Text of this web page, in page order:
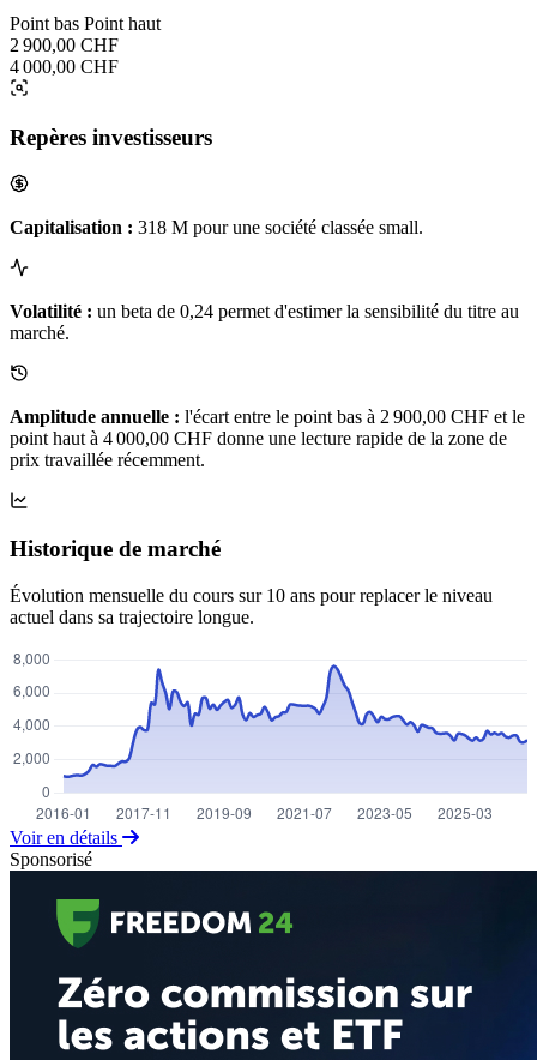
Point bas Point haut
2 900,00 CHF
4 000,00 CHF
Repères investisseurs
Capitalisation : 318 M pour une société classée small.
Volatilité : un beta de 0,24 permet d'estimer la sensibilité du titre au
marché.
Amplitude annuelle : l'écart entre le point bas à 2 900,00 CHF et le
point haut à 4 000,00 CHF donne une lecture rapide de la zone de
prix travaillée récemment.
Historique de marché
Évolution mensuelle du cours sur 10 ans pour replacer le niveau
actuel dans sa trajectoire longue.
Voir en détails
Sponsorisé